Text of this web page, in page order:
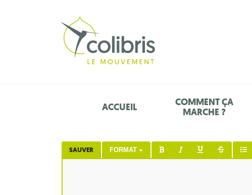
ACCUEIL
COMMENT ÇA
MARCHE ?
SAUVER FORMAT